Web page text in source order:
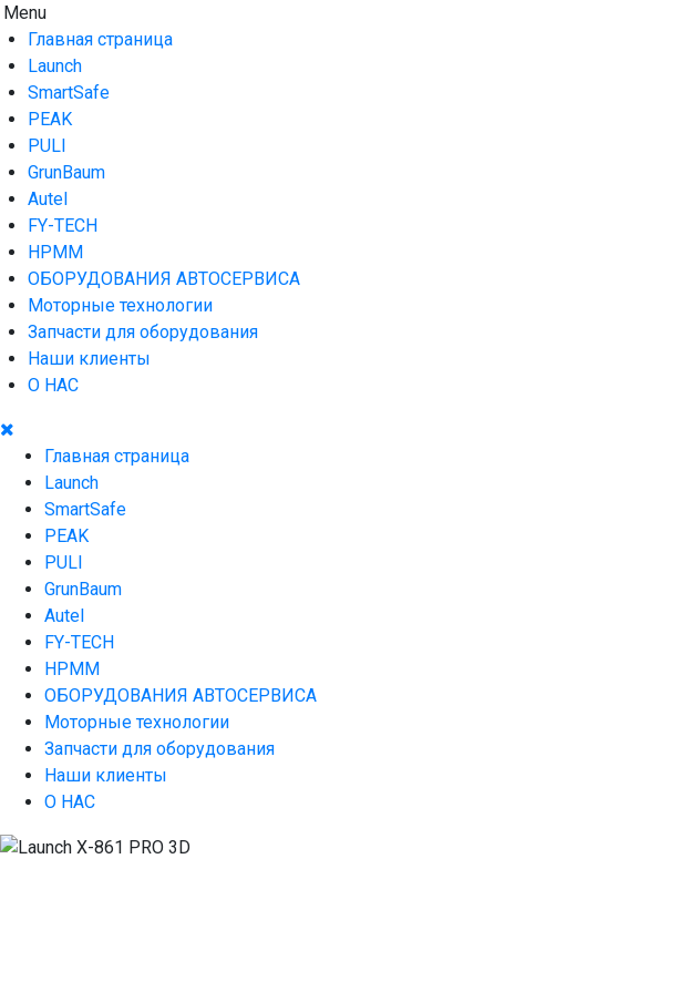
Skip
to
content
AUTO HOUSE
Технологии автосервиса — официальный дистрибьютор Launch в Армении,Launch
Menu
Главная страница
Launch
SmartSafe
PEAK
PULI
GrunBaum
Autel
FY-TECH
HPMM
ОБОРУДОВАНИЯ АВТОСЕРВИСА
Моторные технологии
Запчасти для оборудования
Наши клиенты
О НАС
Главная страница
Launch
SmartSafe
PEAK
PULI
GrunBaum
Autel
FY-TECH
HPMM
ОБОРУДОВАНИЯ АВТОСЕРВИСА
Моторные технологии
Запчасти для оборудования
Наши клиенты
О НАС